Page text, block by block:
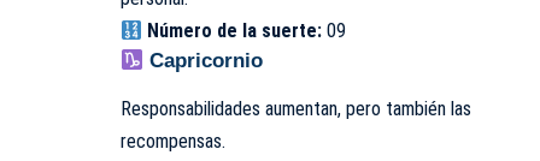
Número de la suerte: 09
Capricornio
Responsabilidades aumentan, pero también las
recompensas.